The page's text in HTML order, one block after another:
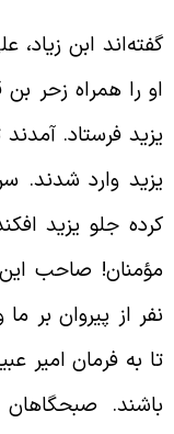
ابن زیاد،
را همراه زحر
فرستاد. آمدند
وارد شدند. سر
جلو یزید
از پیروان بر ما
به فرمان امیر
صبحگاهان